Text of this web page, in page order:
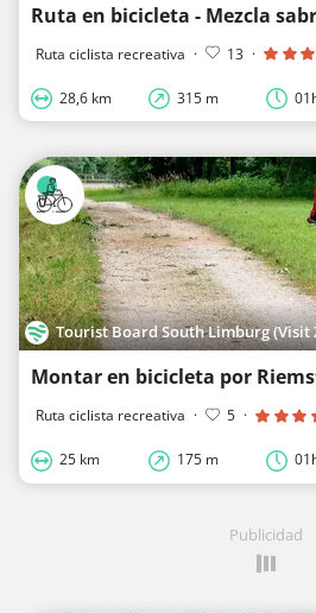
Ruta ciclista recreativa · 13 ·
28,6 km 315 m
Tourist Board South Limburg (Visit
Montar en bicicleta por
Ruta ciclista recreativa · 5 ·
25 km 175 m
Publicidad